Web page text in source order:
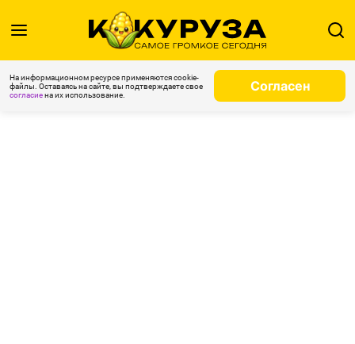
На информационном ресурсе применяются cookie-
файлы. Оставаясь на сайте, вы подтверждаете свое
согласиена их использование.
Согласен